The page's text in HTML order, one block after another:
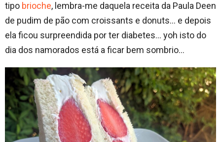
tipo brioche, lembra-me daquela receita da Paula Deen
de pudim de pão com croissants e donuts… e depois
ela ficou surpreendida por ter diabetes… yoh isto do
dia dos namorados está a ficar bem sombrio…